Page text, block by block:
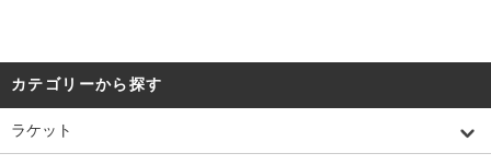
カテゴリーから探す
ラケット